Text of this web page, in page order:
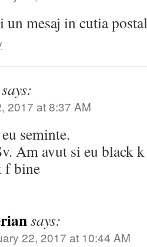
un mesaj in cutia
says:
2017 at 8:37 AM
seminte.
Am avut si eu black
f bine
says:
22, 2017 at 10:44 AM